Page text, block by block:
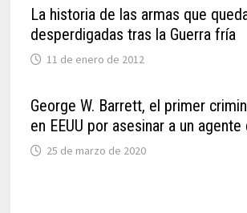
La historia de las armas que
desperdigadas tras la Guerra fría
11 de enero de 2012
George W. Barrett, el primer
en EEUU por asesinar a un agente
25 de marzo de 2020